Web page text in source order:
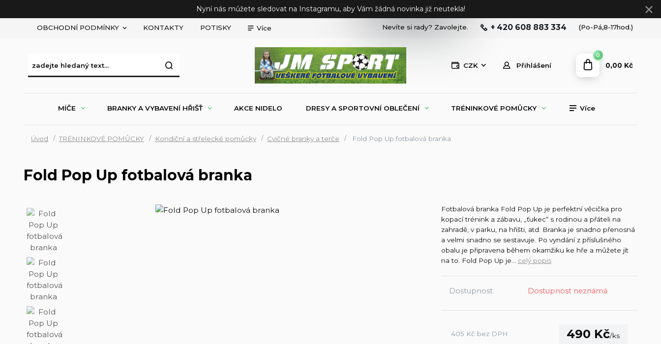
Nyní nás můžete sledovat na Instagramu, aby Vám žádná novinka již neutekla!
OBCHODNÍ PODMÍNKY KONTAKTY POTISKY Více
CZK Přihlášení
Nevíte si rady? Zavolejte. + 420 608 883 334 (Po-Pá,8-17hod.)
0
0,00 Kč
MÍČE BRANKY A VYBAVENÍ HŘIŠŤ AKCE NIDELO DRESY A SPORTOVNÍ OBLEČENÍ TRÉNINKOVÉ POMŮCKY Více
Úvod TRÉNINKOVÉ POMŮCKY Kondiční a střelecké pomůcky Cvičné branky a terče Fold Pop Up fotbalová branka
Fold Pop Up fotbalová branka
Fotbalová branka Fold Pop Up je perfektní věcička pro
kopací trénink a zábavu, „ťukec“ s rodinou a přáteli na
zahradě, v parku, na hřišti, atd. Branka je snadno přenosná
a velmi snadno se sestavuje. Po vyndání z příslušného
obalu je připravena během okamžiku ke hře a můžete jít
na to. Fold Pop Up je... celý popis
Dostupnost Dostupnost neznámá
490 Kč/ks
405 Kč bez DPH